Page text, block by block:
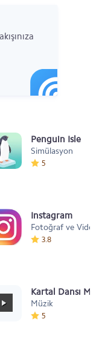
Penguin Isle
Simülasyon
5
Instagram
Fotoğraf ve Video
3.8
Kartal Dansı
Müzik
5